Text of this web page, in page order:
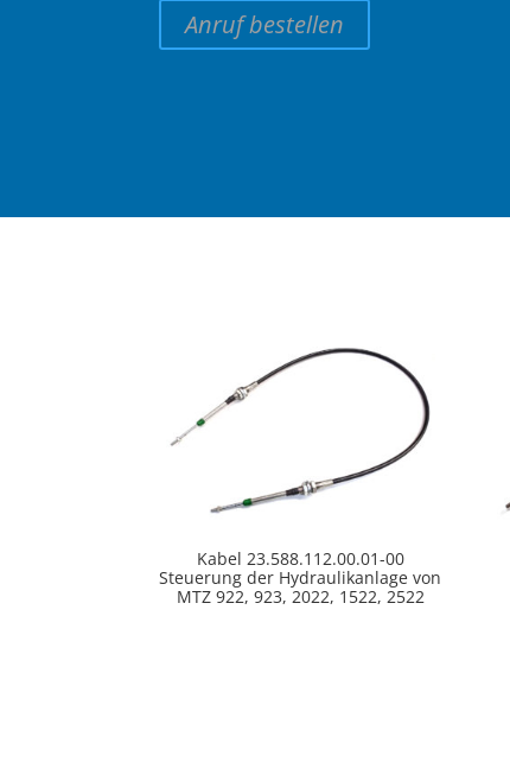
Anruf bestellen
Kabel 23.588.112.00.01-00
Steuerung der Hydraulikanlage von
MTZ 922, 923, 2022, 1522, 2522